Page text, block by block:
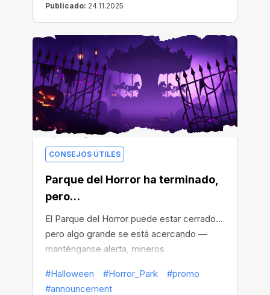
Publicado: 24.11.2025
CONSEJOS ÚTILES
Parque del Horror ha terminado,
pero…
El Parque del Horror puede estar cerrado…
pero algo grande se está acercando —
manténganse alerta, mineros
#Halloween #Horror_Park
#promo
#announcement